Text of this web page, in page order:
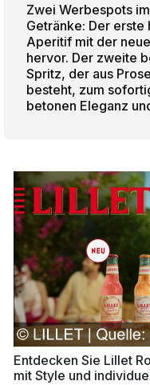
Zwei Werbespots
Getränke: Der
Aperitif mit der
hervor. Der zweite
Spritz, der aus
besteht, zum
betonen Eleganz
Entdecken Sie Lillet
mit Style und